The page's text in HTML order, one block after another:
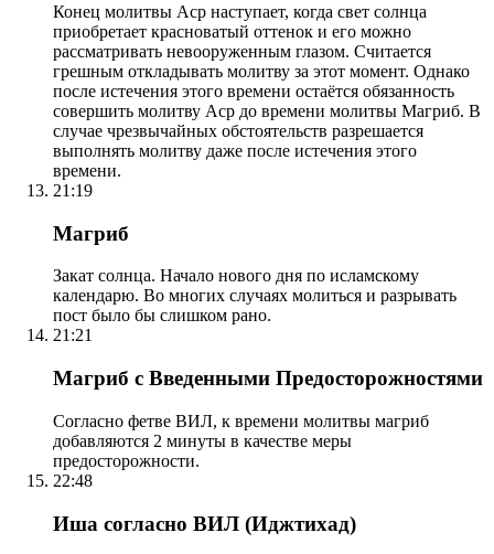
Конец молитвы Аср наступает, когда свет солнца
приобретает красноватый оттенок и его можно
рассматривать невооруженным глазом. Считается
грешным откладывать молитву за этот момент. Однако
после истечения этого времени остаётся обязанность
совершить молитву Аср до времени молитвы Магриб. В
случае чрезвычайных обстоятельств разрешается
выполнять молитву даже после истечения этого
времени.
21:19
Магриб
Закат солнца. Начало нового дня по исламскому
календарю. Во многих случаях молиться и разрывать
пост было бы слишком рано.
21:21
Магриб с Введенными Предосторожностями
Согласно фетве ВИЛ, к времени молитвы магриб
добавляются 2 минуты в качестве меры
предосторожности.
22:48
Иша согласно ВИЛ (Иджтихад)